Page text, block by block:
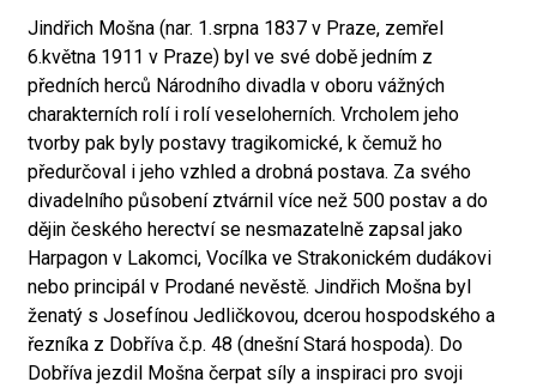
Jindřich Mošna (nar. 1.srpna 1837 v Praze, zemřel
6.května 1911 v Praze) byl ve své době jedním z
předních herců Národního divadla v oboru vážných
charakterních rolí i rolí veseloherních. Vrcholem jeho
tvorby pak byly postavy tragikomické, k čemuž ho
předurčoval i jeho vzhled a drobná postava. Za svého
divadelního působení ztvárnil více než 500 postav a do
dějin českého herectví se nesmazatelně zapsal jako
Harpagon v Lakomci, Vocílka ve Strakonickém dudákovi
nebo principál v Prodané nevěstě. Jindřich Mošna byl
ženatý s Josefínou Jedličkovou, dcerou hospodského a
řezníka z Dobříva č.p. 48 (dnešní Stará hospoda). Do
Dobříva jezdil Mošna čerpat síly a inspiraci pro svoji